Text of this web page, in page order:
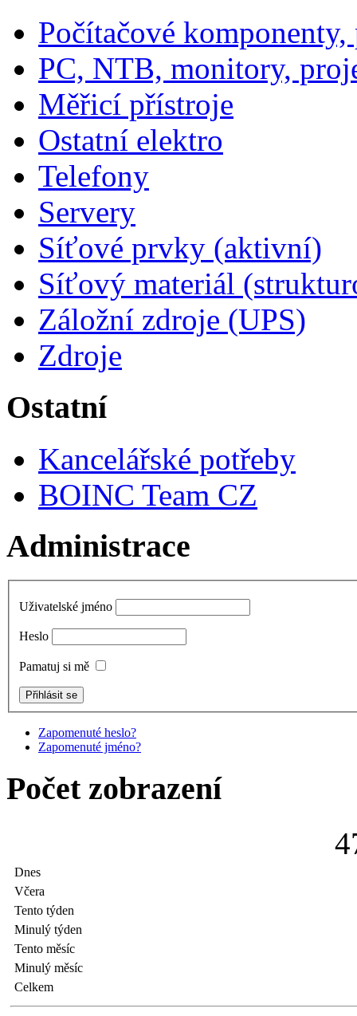
Počítačové
PC, NTB, monitory,
Měřicí přístroje
Ostatní elektro
Telefony
Servery
Síťové prvky (aktivní)
Síťový materiál
Záložní zdroje (UPS)
Zdroje
Ostatní
Kancelářské potřeby
BOINC Team CZ
Administrace
Uživatelské jméno
Heslo
Pamatuj si mě
Zapomenuté heslo?
Zapomenuté jméno?
Počet zobrazení
4
Dnes
Včera
Tento týden
Minulý týden
Tento měsíc
Minulý měsíc
Celkem